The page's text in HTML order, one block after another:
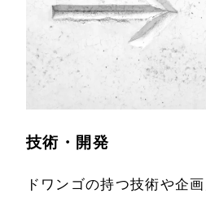
技術・開発
ドワンゴの持つ技術や企